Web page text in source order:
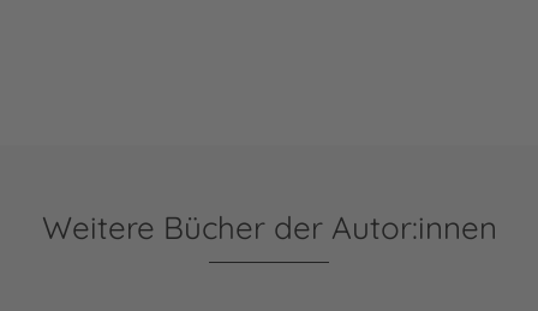
Weitere Bücher der Autor:innen